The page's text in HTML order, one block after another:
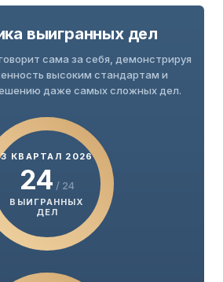
выигранных дел
сама за себя, демонстрируя
высоким стандартам и
даже самых сложных дел.
3 КВАРТАЛ 2026
24 / 24
ВЫИГРАННЫХ
ДЕЛ